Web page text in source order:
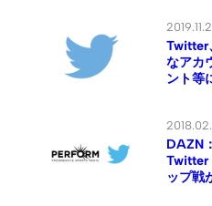
Twitter
なアカ
ント等
DAZN
Twitter
ップ戦